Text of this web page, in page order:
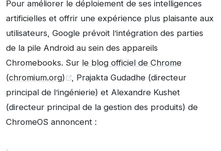
Pour améliorer le déploiement de ses intelligences
artificielles et offrir une expérience plus plaisante aux
utilisateurs, Google prévoit l’intégration des parties
de la pile Android au sein des appareils
Chromebooks. Sur le blog officiel de Chrome
(chromium.org)
, Prajakta Gudadhe (directeur
principal de l’ingénierie) et Alexandre Kushet
(directeur principal de la gestion des produits) de
ChromeOS annoncent :